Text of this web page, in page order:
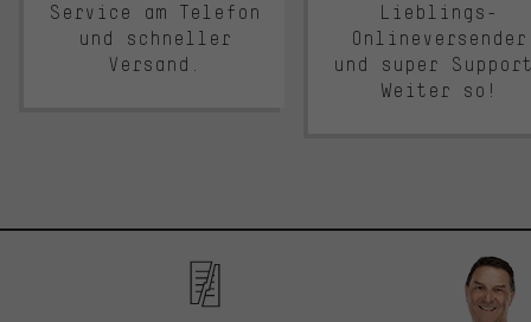
Service am Telefon
und schneller
Versand.
Lieblings-
Onlineversender
und super
Weiter so!